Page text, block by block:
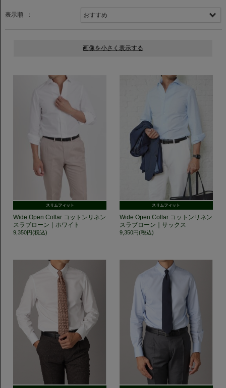
表示順 ：
スリムフィット
Wide Open Collar コットンリネン
スラブローン｜ホワイト
9,350円(税込)
スリムフィット
Wide Open Collar コットンリネン
スラブローン｜サックス
9,350円(税込)